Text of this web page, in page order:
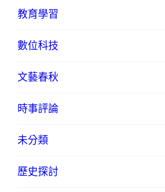
教育學習
數位科技
文藝春秋
時事評論
未分類
歷史探討